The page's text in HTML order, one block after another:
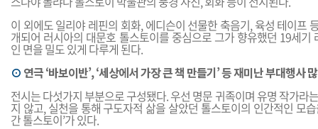
이 외에도 일리야 레핀의 회화, 에디슨이 선물한 축음기, 육성 테이프
개되어 러시아의 대문호 톨스토이를 중심으로 그가 향유했던 19세기
인 면을 밀도 있게 다루게 된다.
⊙ 연극 ‘바보이반’, ‘세상에서 가장 큰 책 만들기’ 등 재미난 부대행사
전시는 다섯가지 부분으로 구성됐다. 우선 명문 귀족이며 유명 작가라
지 않고, 실천을 통해 구도자적 삶을 살았던 톨스토이의 인간적인 모
간 톨스토이’가 있다.